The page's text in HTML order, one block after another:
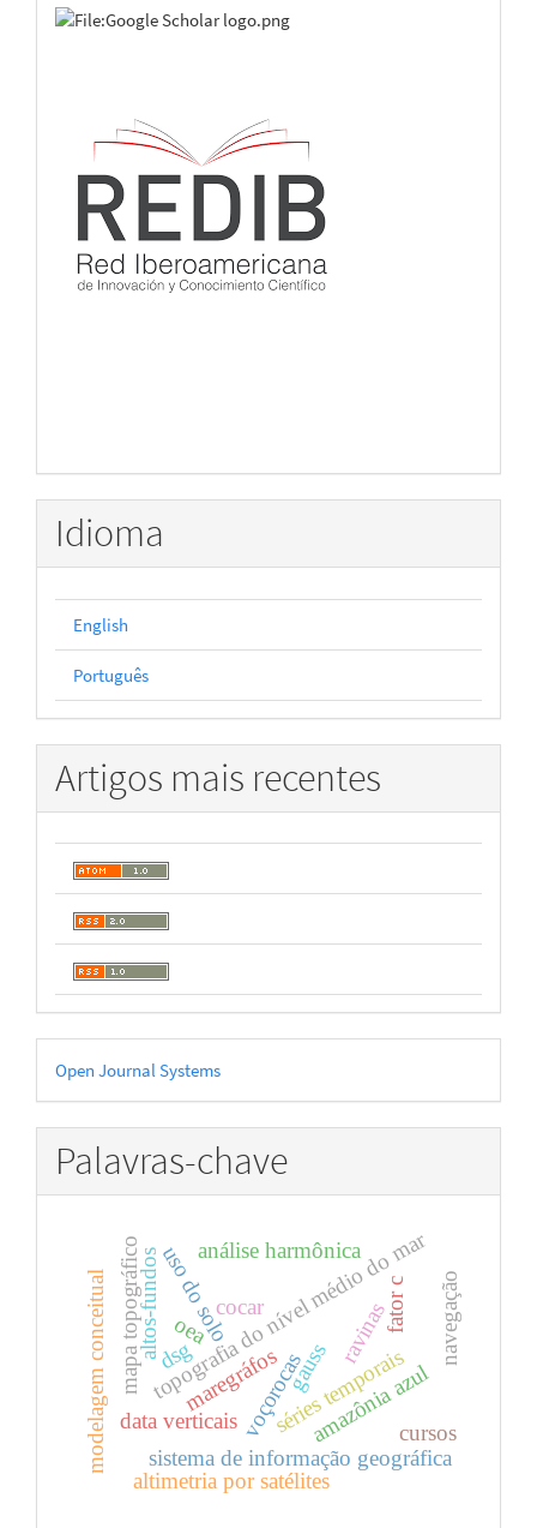
Idioma
English
Português
Artigos mais recentes
Desenvolvido
por
Open Journal Systems
Palavras-chave
data verticais
topografia do nível médio do mar
amazônia azul
voçorocas
ravinas
uso do solo
sistema de informação geográfica
altimetria por satélites
mapa topográfico
modelagem conceitual
análise harmônica
séries temporais
maregráfos
altos-fundos navegação
cocar
dsg
fator c
gauss
oea
cursos